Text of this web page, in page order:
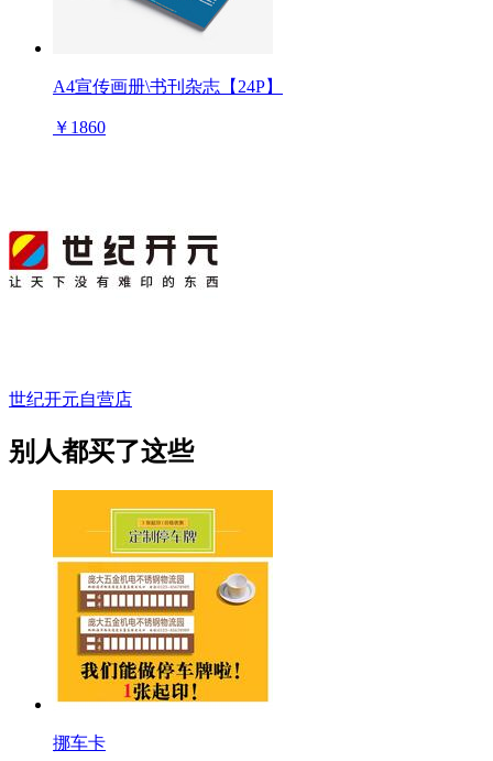
A4宣传画册\书刊杂志【24P】
￥1860
世纪开元自营店
别人都买了这些
挪车卡